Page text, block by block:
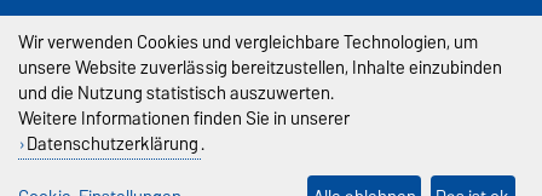
Impressum
Datenschutz
Barrierefreiheit
Cookie-Einstellungen
Wir verwenden Cookies und vergleichbare Technologien, um
unsere Website zuverlässig bereitzustellen, Inhalte einzubinden
und die Nutzung statistisch auszuwerten.
Weitere Informationen finden Sie in unserer
Datenschutzerklärung.